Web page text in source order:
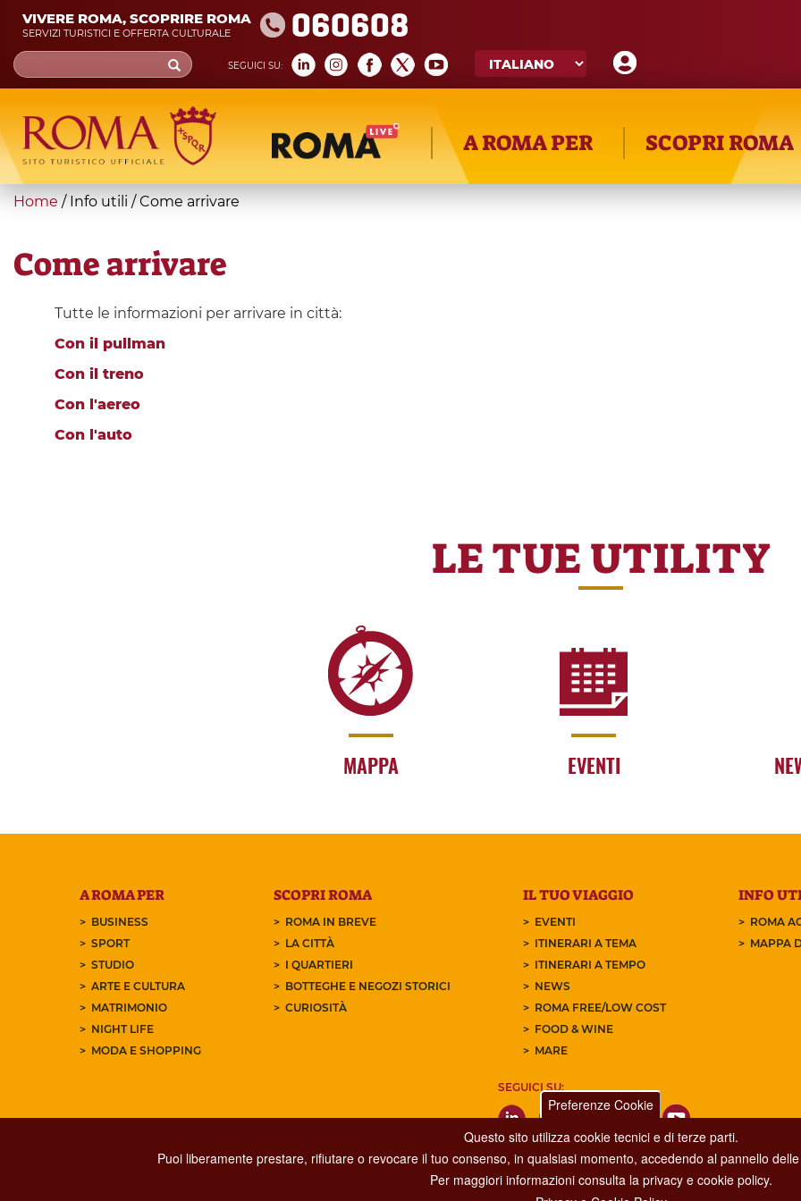
Skip
main
content
VIVERE ROMA, SCOPRIRE ROMA
SERVIZI TURISTICI E OFFERTA CULTURALE 060608
SEGUICI SU:
Search
form
Cerca
A ROMA PER SCOPRI ROMA
You
here
Home / Info utili /Come arrivare
Come arrivare
Tutte le informazioni per arrivare in città:
Con il pullman
Con il treno
Con l'aereo
Con l'auto
LE TUE UTILITY
MAPPA EVENTI
A ROMA PER
BUSINESS
SPORT
STUDIO
ARTE E CULTURA
MATRIMONIO
NIGHT LIFE
MODA E SHOPPING
SCOPRI ROMA
ROMA IN BREVE
LA CITTÀ
I QUARTIERI
BOTTEGHE E NEGOZI STORICI
CURIOSITÀ
IL TUO VIAGGIO
EVENTI
ITINERARI A TEMA
ITINERARI A TEMPO
NEWS
ROMA FREE/LOW COST
FOOD & WINE
MARE
INFO
ROMA
MAPPA
SEGUICI SU:
Preferenze Cookie
Questo sito utilizza cookie tecnici e di terze parti.
Puoi liberamente prestare, rifiutare o revocare il tuo consenso, in qualsiasi momento, accedendo al pannello
Per maggiori informazioni consulta la privacy e cookie policy.